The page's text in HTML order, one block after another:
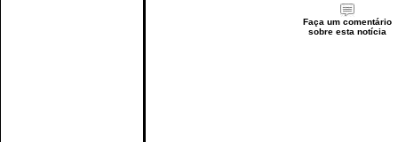
Faça um comentário
sobre esta notícia